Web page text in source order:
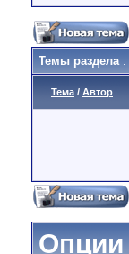
Темы раздела:
Тема / Автор
Опции